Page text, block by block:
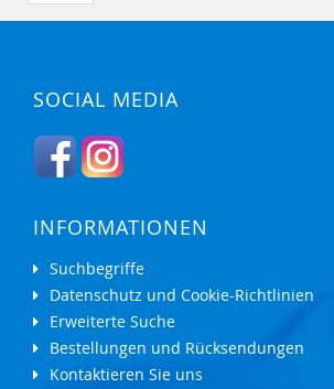
SOCIAL MEDIA
INFORMATIONEN
Suchbegriffe
Datenschutz und Cookie-Richtlinien
Erweiterte Suche
Bestellungen und Rücksendungen
Kontaktieren Sie uns